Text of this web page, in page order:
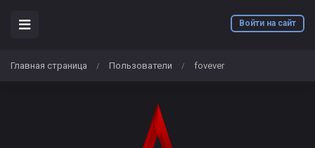
Войти на сайт
Главная страница / Пользователи / fovever